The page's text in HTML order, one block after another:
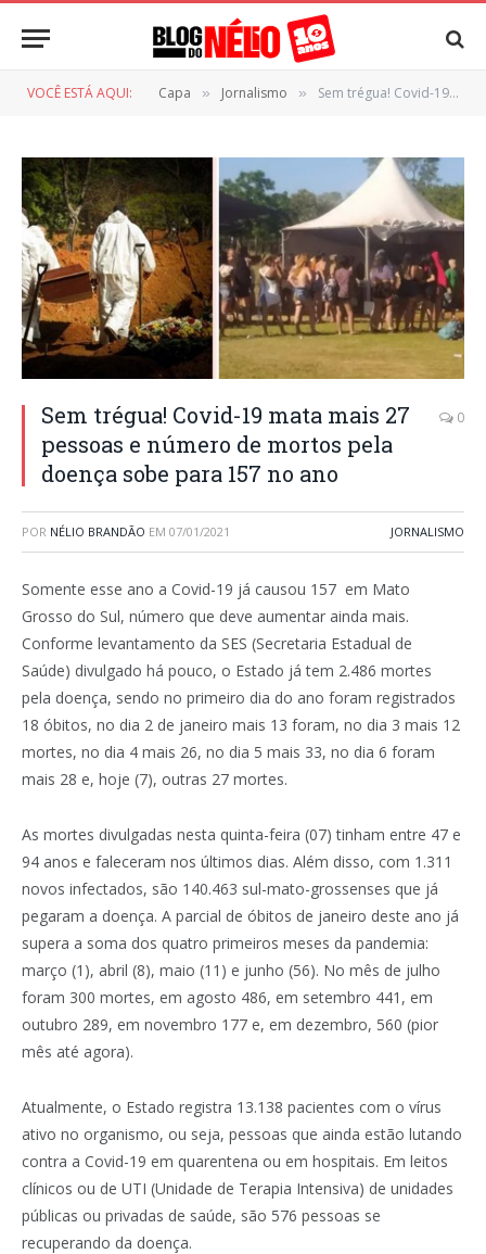
VOCÊ ESTÁ AQUI: Capa » Jornalismo » Sem trégua! Covid-19 mata mais 27 pessoas e número de mortos pela doença sobe para 157 no ano
Sem trégua! Covid-19 mata mais 27
pessoas e número de mortos pela
doença sobe para 157 no ano
0
POR NÉLIO BRANDÃO EM 07/01/2021 JORNALISMO
Somente esse ano a Covid-19 já causou 157 em Mato
Grosso do Sul, número que deve aumentar ainda mais.
Conforme levantamento da SES (Secretaria Estadual de
Saúde) divulgado há pouco, o Estado já tem 2.486 mortes
pela doença, sendo no primeiro dia do ano foram registrados
18 óbitos, no dia 2 de janeiro mais 13 foram, no dia 3 mais 12
mortes, no dia 4 mais 26, no dia 5 mais 33, no dia 6 foram
mais 28 e, hoje (7), outras 27 mortes.
As mortes divulgadas nesta quinta-feira (07) tinham entre 47 e
94 anos e faleceram nos últimos dias. Além disso, com 1.311
novos infectados, são 140.463 sul-mato-grossenses que já
pegaram a doença. A parcial de óbitos de janeiro deste ano já
supera a soma dos quatro primeiros meses da pandemia:
março (1), abril (8), maio (11) e junho (56). No mês de julho
foram 300 mortes, em agosto 486, em setembro 441, em
outubro 289, em novembro 177 e, em dezembro, 560 (pior
mês até agora).
Atualmente, o Estado registra 13.138 pacientes com o vírus
ativo no organismo, ou seja, pessoas que ainda estão lutando
contra a Covid-19 em quarentena ou em hospitais. Em leitos
clínicos ou de UTI (Unidade de Terapia Intensiva) de unidades
públicas ou privadas de saúde, são 576 pessoas se
recuperando da doença.